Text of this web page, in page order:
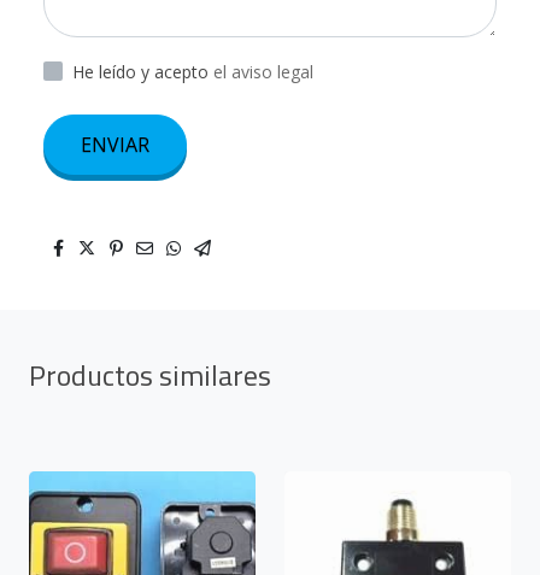
He leído y acepto el aviso legal
ENVIAR
Productos similares